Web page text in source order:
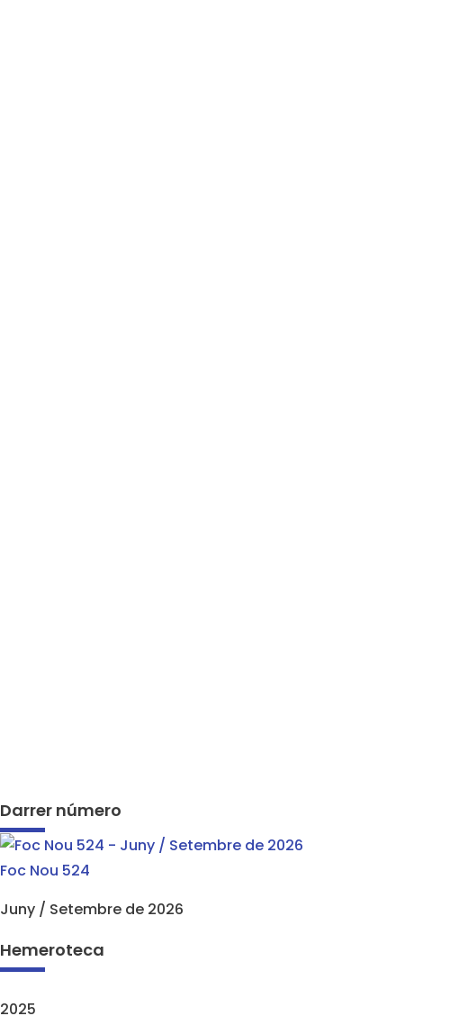
Darrer número
Foc Nou 524
Juny / Setembre de 2026
Hemeroteca
2025